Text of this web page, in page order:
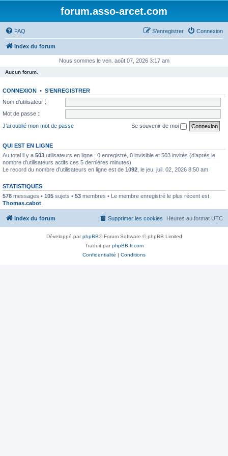
forum.asso-arcet.com
FAQ Connexion
S’enregistrer
Index du forum
Nous sommes le ven. août 07, 2026 3:17 am
Aucun forum.
CONNEXION • S’ENREGISTRER
Nom d’utilisateur :
Mot de passe :
J’ai oublié mon mot de passe
Se souvenir de moi
QUI EST EN LIGNE
Au total il y a 503 utilisateurs en ligne : 0 enregistré, 0 invisible et 503 invités (d’après le
nombre d’utilisateurs actifs ces 5 dernières minutes)
Le record du nombre d’utilisateurs en ligne est de 1092 , le jeu. juil. 02, 2026 8:50 am
STATISTIQUES
578 messages • 105 sujets • 53 membres • Le membre enregistré le plus récent est
Thomas.cabot
Index du forum Heures au format UTC
Supprimer les cookies
Développé parphpBB® Forum Software © phpBB Limited
Traduit parphpBB-fr.com
Confidentialité | Conditions